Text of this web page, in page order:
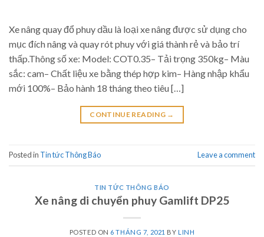
Xe nâng quay đổ phuy dầu là loại xe nâng được sử dụng cho
mục đích nâng và quay rót phuy với giá thành rẻ và bảo trí
thấp.Thông số xe: Model: COT0.35– Tải trọng 350kg– Màu
sắc: cam– Chất liệu xe bằng thép hợp kim– Hàng nhập khẩu
mới 100%– Bảo hành 18 tháng theo tiêu […]
CONTINUE READING →
Posted in Tin tức Thông Báo Leave a comment
TIN TỨC THÔNG BÁO
Xe nâng di chuyển phuy Gamlift DP25
POSTED ON 6 THÁNG 7, 2021 BY LINH